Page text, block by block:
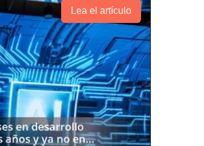
Lea el artículo